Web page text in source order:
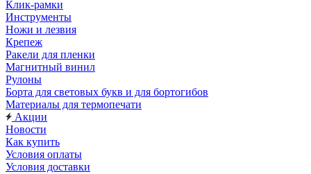
Клик-рамки
Инструменты
Ножи и лезвия
Крепеж
Ракели для пленки
Магнитный винил
Рулоны
Борта для световых букв и для бортогибов
Материалы для термопечати
Акции
Новости
Как купить
Условия оплаты
Условия доставки